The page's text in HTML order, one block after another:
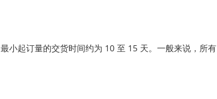
小起订量的交货时间约为 10 至 15 天。一般来说，所有